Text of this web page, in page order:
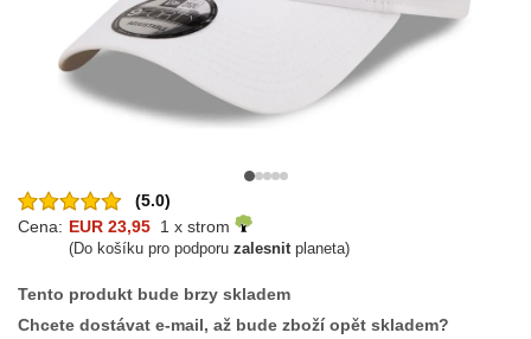
(5.0)
Cena: EUR 23,95 1 x strom
(Do košíku pro podporu zalesnitplaneta)
Tento produkt bude brzy skladem
Chcete dostávat e-mail, až bude zboží opět skladem?